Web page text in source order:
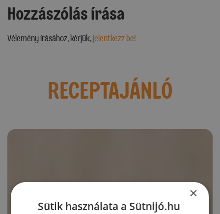
Hozzászólás írása
Vélemény írásához, kérjük,jelentkezz be!
RECEPTAJÁNLÓ
×
Sütik használata a Sütnijó.hu